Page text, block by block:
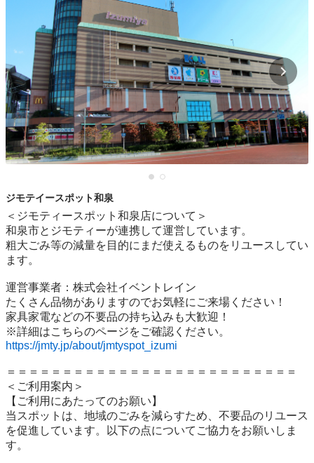
ジモテイースポット和泉
＜ジモティースポット和泉店について＞
和泉市とジモティーが連携して運営しています。
粗⼤ごみ等の減量を⽬的にまだ使えるものをリユースしてい
ます。
運営事業者：株式会社イベントレイン
たくさん品物がありますのでお気軽にご来場ください！
家具家電などの不要品の持ち込みも大歓迎！
https://jmty.jp/about/jmtyspot_izumi
＝＝＝＝＝＝＝＝＝＝＝＝＝＝＝＝＝＝＝＝＝＝＝＝＝＝
＜ご利用案内＞
【ご利用にあたってのお願い】
当スポットは、地域のごみを減らすため、不要品のリユース
を促進しています。以下の点についてご協力をお願いしま
す。